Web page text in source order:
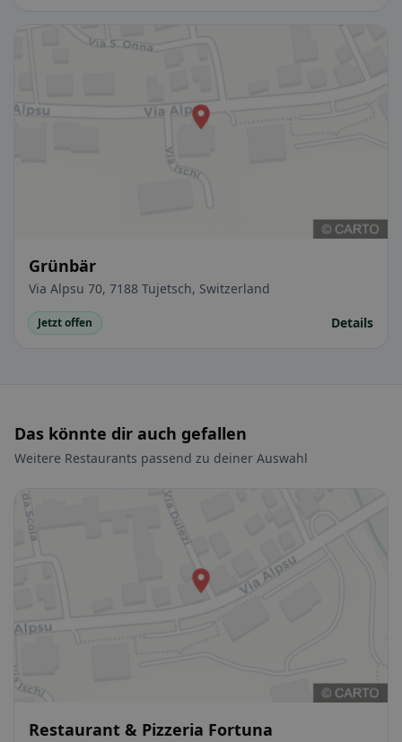
Grünbär
Via Alpsu 70, 7188 Tujetsch, Switzerland
Jetzt offen Details
Das könnte dir auch gefallen
Weitere Restaurants passend zu deiner Auswahl
Restaurant & Pizzeria Fortuna